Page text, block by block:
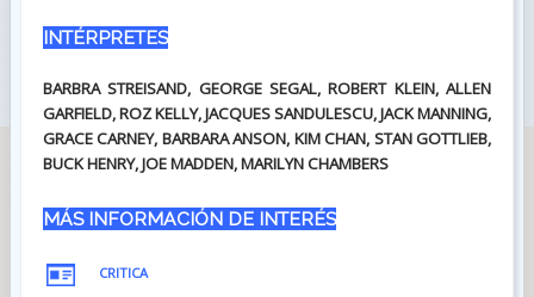
INTÉRPRETES
BARBRA STREISAND, GEORGE SEGAL, ROBERT KLEIN, ALLEN
GARFIELD, ROZ KELLY, JACQUES SANDULESCU, JACK MANNING,
GRACE CARNEY, BARBARA ANSON, KIM CHAN, STAN GOTTLIEB,
BUCK HENRY, JOE MADDEN, MARILYN CHAMBERS
MÁS INFORMACIÓN DE INTERÉS
CRITICA